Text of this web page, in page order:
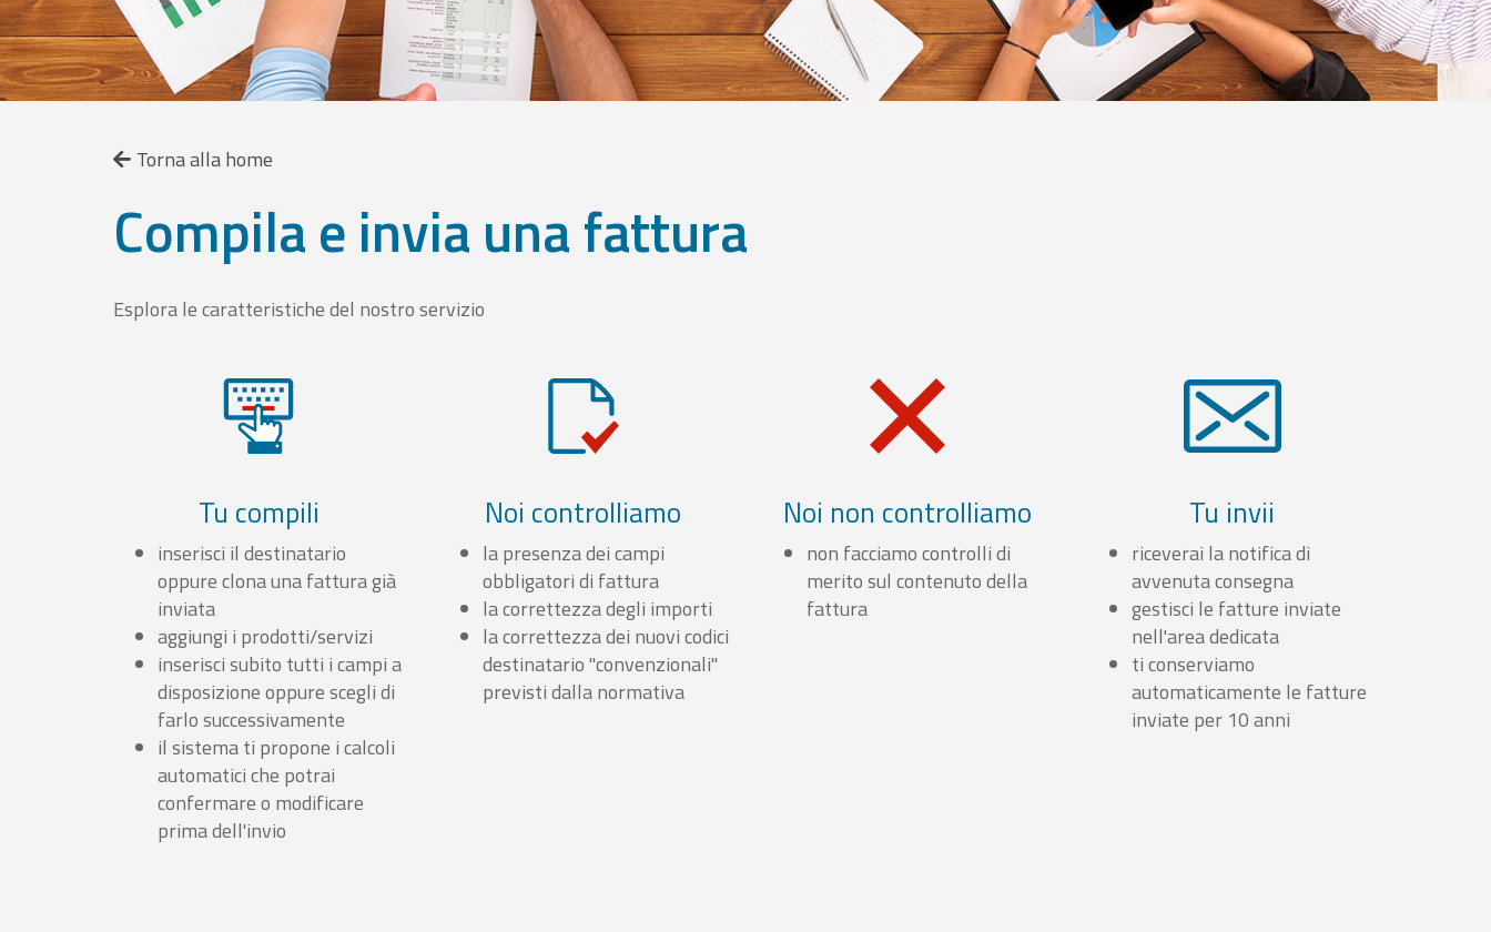
Torna alla home
Compila e invia una fattura
Esplora le caratteristiche del nostro servizio
Tu compili
inserisci il destinatario
oppure clona una fattura già
inviata
aggiungi i prodotti/servizi
inserisci subito tutti i campi a
disposizione oppure scegli di
farlo successivamente
il sistema ti propone i calcoli
automatici che potrai
confermare o modificare
prima dell'invio
Noi controlliamo
la presenza dei campi
obbligatori di fattura
la correttezza degli importi
la correttezza dei nuovi codici
destinatario "convenzionali"
previsti dalla normativa
Noi non controlliamo
non facciamo controlli di
merito sul contenuto della
fattura
Tu invii
riceverai la notifica di
avvenuta consegna
gestisci le fatture inviate
nell'area dedicata
ti conserviamo
automaticamente le fatture
inviate per 10 anni